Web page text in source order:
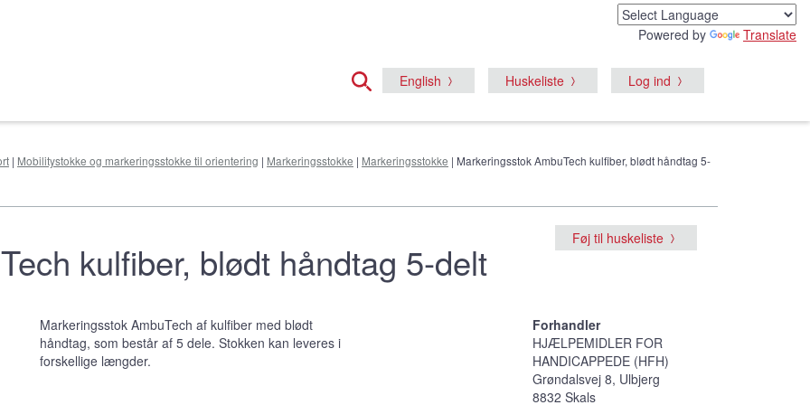
Powered by Translate
English Huskeliste Log ind
| Mobilitystokke og markeringsstokke til orientering | Markeringsstokke | Markeringsstokke | Markeringsstok AmbuTech kulfiber, blødt håndtag 5-
kulfiber, blødt håndtag 5-delt Føj til huskeliste
Markeringsstok AmbuTech af kulfiber med blødt
håndtag, som består af 5 dele. Stokken kan leveres i
forskellige længder.
Forhandler
HJÆLPEMIDLER FOR
HANDICAPPEDE (HFH)
Grøndalsvej 8, Ulbjerg
8832 Skals